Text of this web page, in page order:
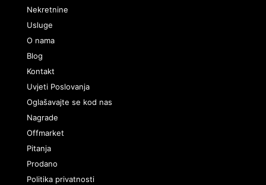
Nekretnine
Usluge
O nama
Blog
Kontakt
Uvjeti Poslovanja
Oglašavajte se kod nas
Nagrade
Offmarket
Pitanja
Prodano
Politika privatnosti